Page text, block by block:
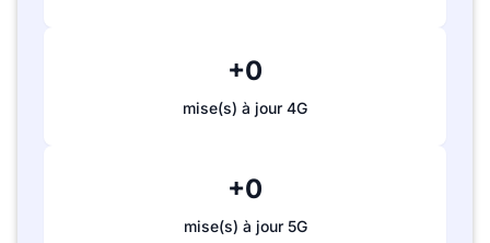
+0
mise(s) à jour 4G
+0
mise(s) à jour 5G